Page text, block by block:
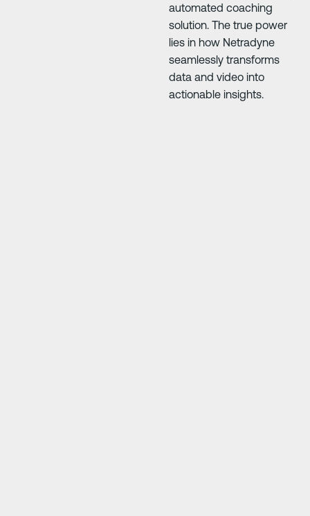
automated coaching
solution. The true power
lies in how Netradyne
seamlessly transforms
data and video into
actionable insights.